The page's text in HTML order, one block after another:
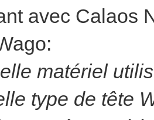
avec Calaos
matériel
type de tête